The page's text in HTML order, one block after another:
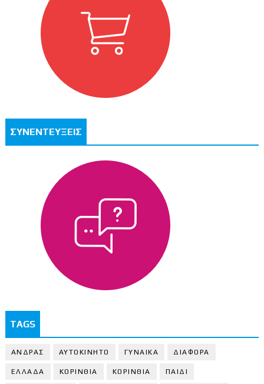
ΣΥΝΕΝΤΕΥΞΕΙΣ
TAGS
ΑΝΔΡΑΣ ΑΥΤΟΚΙΝΗΤΟ ΓΥΝΑΙΚΑ ΔΙΑΦΟΡΑ
ΕΛΛΑΔΑ ΚΟΡΙΝΘΙΑ ΚΟΡΙΝΘΙA ΠΑΙΔΙ